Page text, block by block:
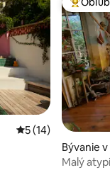
Priemerné
5 (14)
Bývanie
r-Mer
Malý